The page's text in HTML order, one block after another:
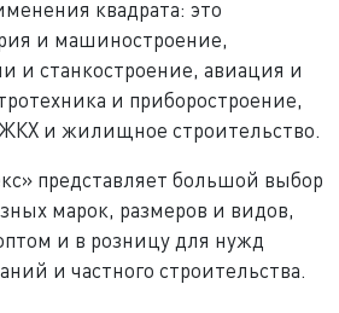
квадрата: это
и машиностроение,
и станкостроение, авиация и
и приборостроение,
ЖКХ и жилищное строительство.
представляет большой выбор
марок, размеров и видов,
и в розницу для нужд
и частного строительства.